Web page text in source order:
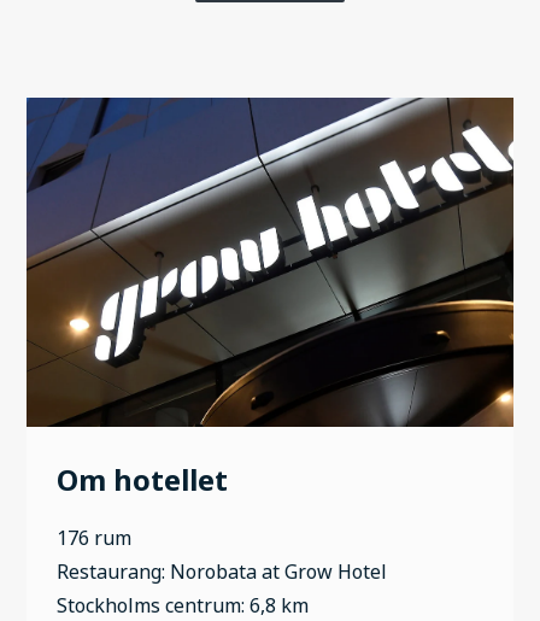
Om hotellet
176 rum
Restaurang: Norobata at Grow Hotel
Stockholms centrum: 6,8 km